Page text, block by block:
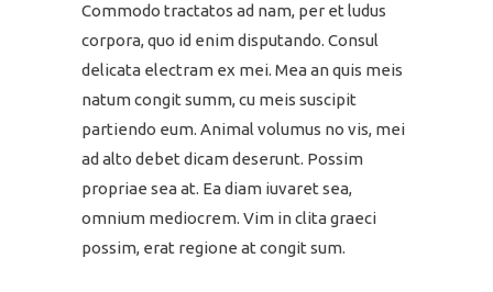
Commodo tractatos ad nam, per et ludus
corpora, quo id enim disputando. Consul
delicata electram ex mei. Mea an quis meis
natum congit summ, cu meis suscipit
partiendo eum. Animal volumus no vis, mei
ad alto debet dicam deserunt. Possim
propriae sea at. Ea diam iuvaret sea,
omnium mediocrem. Vim in clita graeci
possim, erat regione at congit sum.